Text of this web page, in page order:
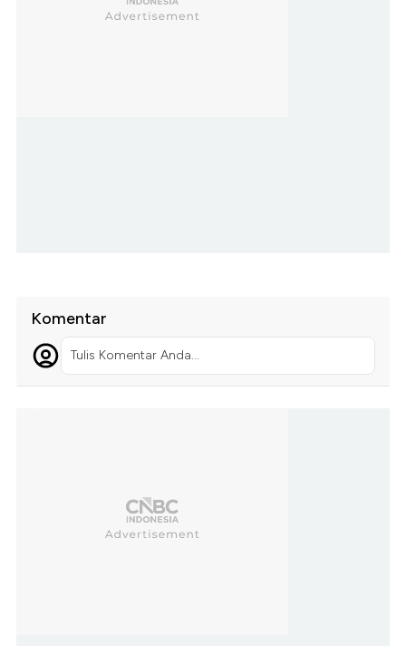
Komentar
Tulis Komentar Anda...